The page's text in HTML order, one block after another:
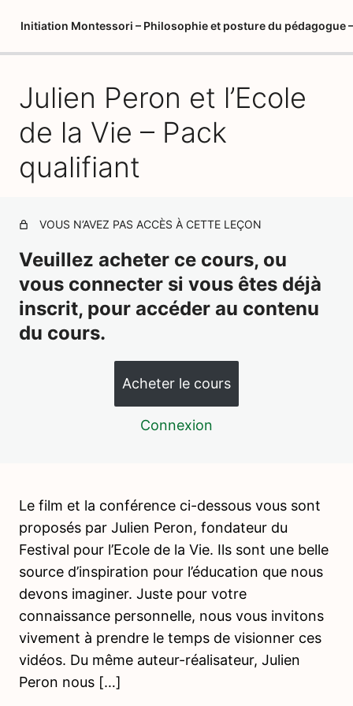
Initiation Montessori – Philosophie et posture du pédagogue
Introduction Philosophie et Posture – Pack qualifiant
Créer votre album de formation vierge – Philosophie et
posture – Pack qualifiant
Nos partenaires : matériel pédagogique
pédagogie – Pack qualifiant
Les neurosciences et l'état d'esprit Montessori – Pack
qualifiant
Lexique Montessori – Pack qualifiant
Préparation interne et externe du pédagogue (ou
l'environnement préparé) – Pack qualifiant
Offres d'emploi Montessori
Ressources bibliographiques – Pack qualifiant
Initiation à la programmation informatique sans écran –
Pack qualifiant
Julien Peron et l'Ecole de la Vie – Pack qualifiant
Julien Peron et l’Ecole
de la Vie – Pack
qualifiant
VOUS N’AVEZ PAS ACCÈS À CETTE LEÇON
Veuillez acheter ce cours, ou
vous connecter si vous êtes déjà
inscrit, pour accéder au contenu
du cours.
Acheter le cours
Connexion
Le film et la conférence ci-dessous vous sont
proposés par Julien Peron, fondateur du
Festival pour l’Ecole de la Vie. Ils sont une belle
source d’inspiration pour l’éducation que nous
devons imaginer. Juste pour votre
connaissance personnelle, nous vous invitons
vivement à prendre le temps de visionner ces
vidéos. Du même auteur-réalisateur, Julien
Peron nous […]